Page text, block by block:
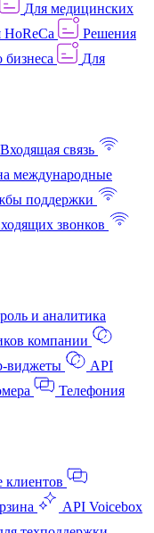
Для медицинских
HoReCa
Решения
Для
Входящая связь
международные
поддержки
звонков
и аналитика
компании
виджеты
API
Телефония
API Voicebox